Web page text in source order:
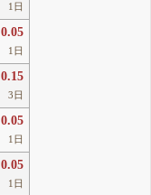
1日
0.05
1日
0.15
3日
0.05
1日
0.05
1日